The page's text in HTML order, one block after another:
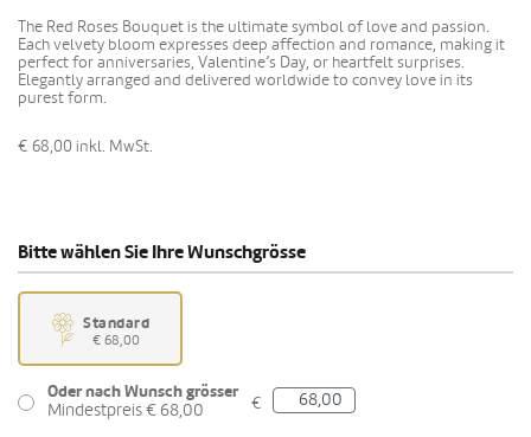
The Red Roses Bouquet is the ultimate symbol of love and passion.
Each velvety bloom expresses deep affection and romance, making it
perfect for anniversaries, Valentine’s Day, or heartfelt surprises.
Elegantly arranged and delivered worldwide to convey love in its
purest form.
€ 68,00 inkl. MwSt.
Bitte wählen Sie Ihre Wunschgrösse
Standard
€ 68,00
Oder nach Wunsch grösser
Mindestpreis € 68,00
€